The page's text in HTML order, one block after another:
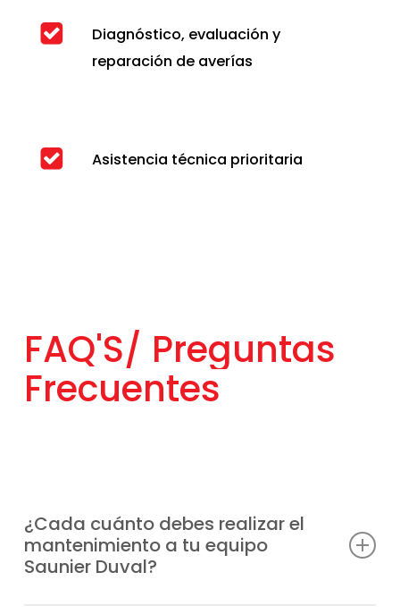
Diagnóstico, evaluación y
reparación de averías
Asistencia técnica prioritaria
FAQ'S/ Preguntas
Frecuentes
¿Cada cuánto debes realizar el
mantenimiento a tu equipo
Saunier Duval?